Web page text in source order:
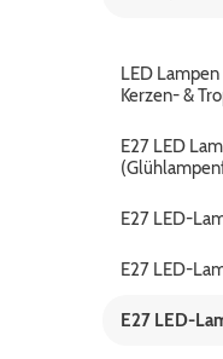
LED
Kerzen- &
E27 LED
E27 LED-
E27 LED-
E27 LED-